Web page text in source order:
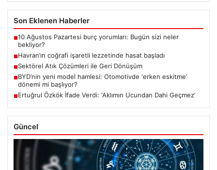
Son Eklenen Haberler
■10 Ağustos Pazartesi burç yorumları: Bugün sizi neler
bekliyor?
■Havran’ın coğrafi işaretli lezzetinde hasat başladı
■Sektörel Atık Çözümleri ile Geri Dönüşüm
■BYD’nin yeni model hamlesi: Otomotivde ‘erken eskitme’
dönemi mi başlıyor?
■Ertuğrul Özkök İfade Verdi: ‘Aklımın Ucundan Dahi Geçmez’
Güncel